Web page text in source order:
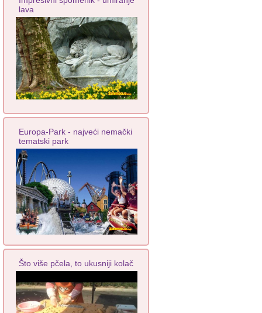
lava
Europa-Park - najveći nemački
tematski park
Što više pčela, to ukusniji kolač